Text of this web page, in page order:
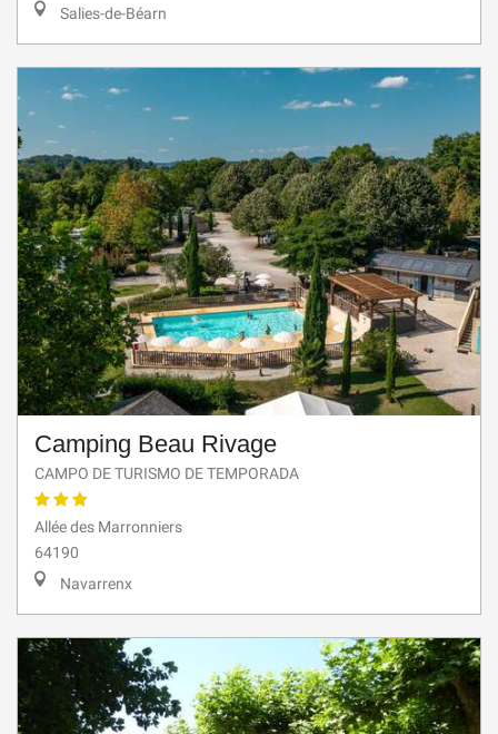
Salies-de-Béarn
Camping Beau Rivage
CAMPO DE TURISMO DE TEMPORADA
Allée des Marronniers
64190
Navarrenx